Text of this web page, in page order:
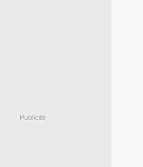
Publicité